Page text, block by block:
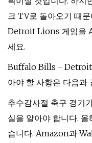
크 TV로 돌아오기 때
Detroit Lions 게임을
세요.
Buffalo Bills - Detroit
아야 할 사항은 다음과
추수감사절 축구 경기
실을 알아야 합니다.
습니다. Amazon과